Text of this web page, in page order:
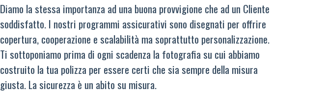
Diamo la stessa importanza ad una buona provvigione che ad un Cliente
soddisfatto. I nostri programmi assicurativi sono disegnati per offrire
copertura, cooperazione e scalabilità ma soprattutto personalizzazione.
Ti sottoponiamo prima di ogni scadenza la fotografia su cui abbiamo
costruito la tua polizza per essere certi che sia sempre della misura
giusta. La sicurezza è un abito su misura.